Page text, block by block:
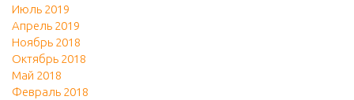
Июль 2019
Апрель 2019
Ноябрь 2018
Октябрь 2018
Май 2018
Февраль 2018